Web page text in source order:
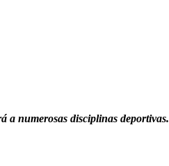
a numerosas disciplinas deportivas.